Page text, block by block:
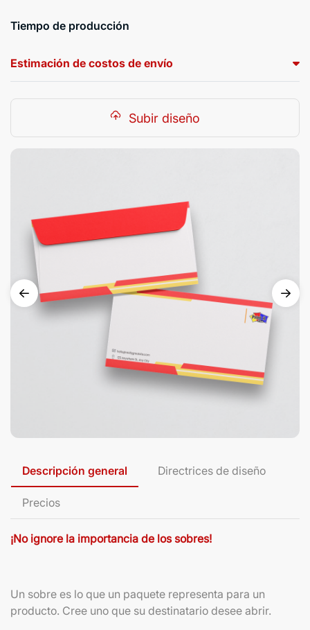
Tiempo de producción
Estimación de costos de envío
Subir diseño
Descripción general Directrices de diseño
Precios
¡No ignore la importancia de los sobres!
Un sobre es lo que un paquete representa para un
producto. Cree uno que su destinatario desee abrir.